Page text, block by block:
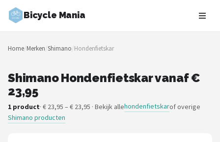
Bicycle Mania
Zoeken
NAVIGATIE
Merken
Blog
Home/Merken/Shimano/Hondenfietskar
Shimano Hondenfietskar vanaf €
23,95
1 product· € 23,95 – € 23,95 · Bekijk allehondenfietskarof overige
Shimano producten